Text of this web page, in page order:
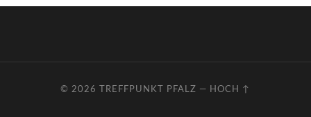
© 2026 TREFFPUNKT PFALZ — HOCH ↑